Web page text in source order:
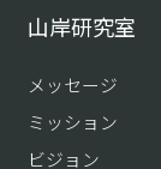
山岸研究室
メッセージ
ミッション
ビジョン